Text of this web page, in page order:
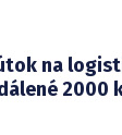
kdy Moskva
frontě.
na
2000